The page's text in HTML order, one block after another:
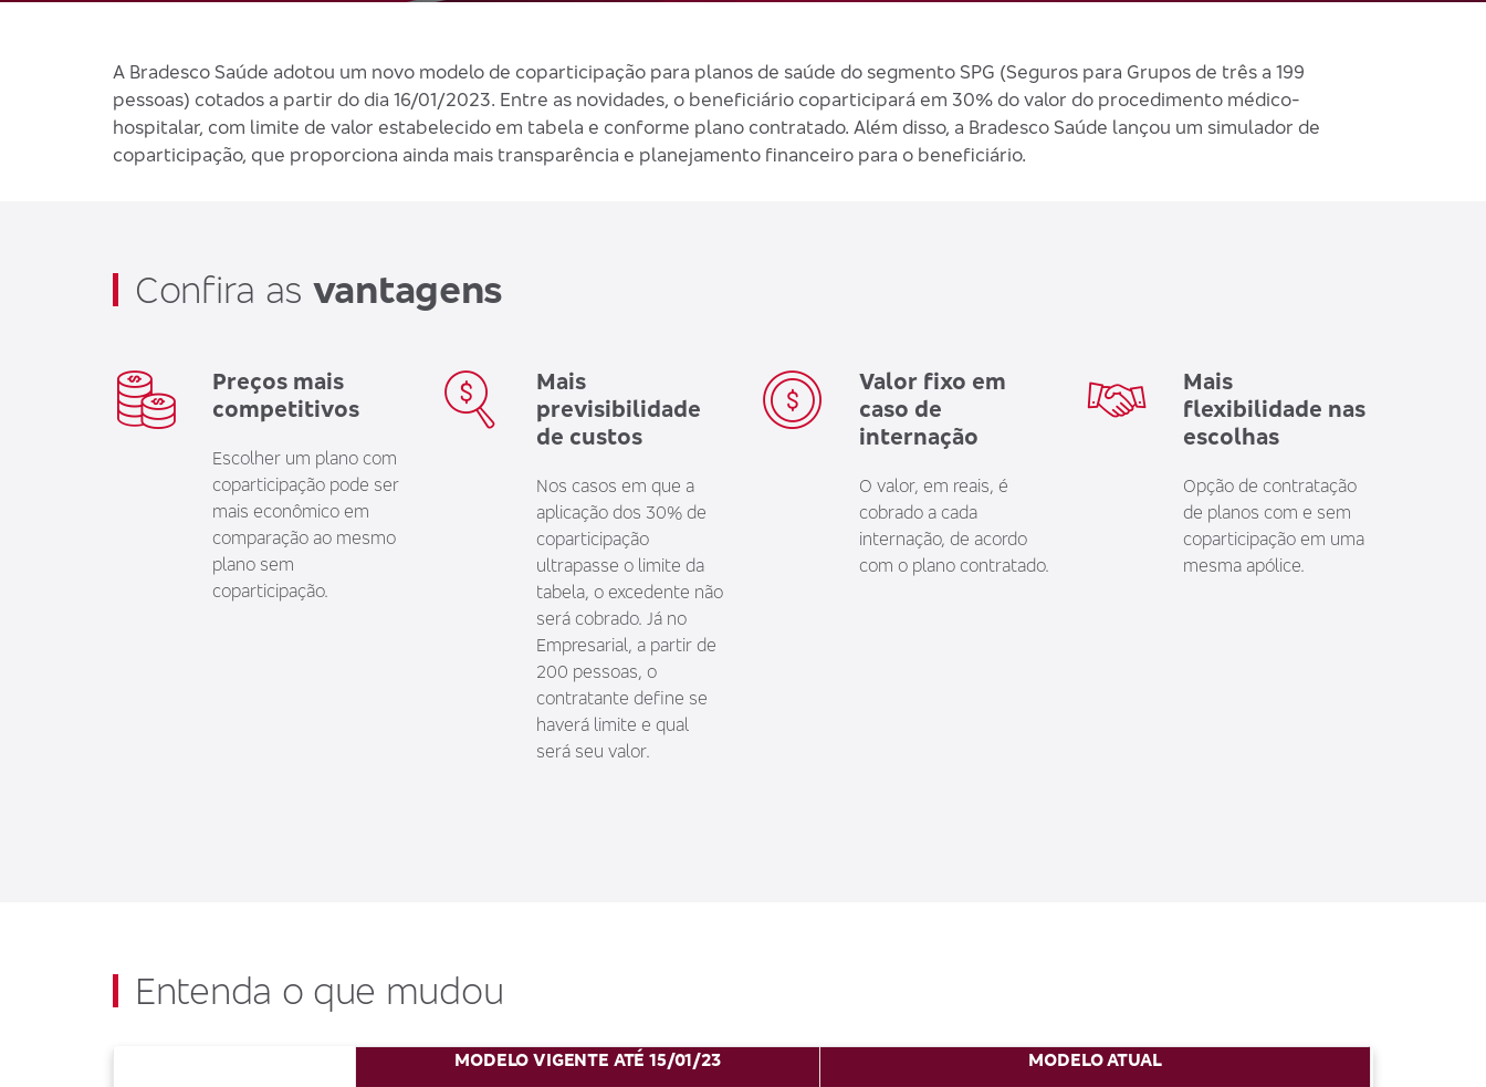
A Bradesco Saúde adotou um novo modelo de coparticipação para planos de saúde do segmento SPG (Seguros para Grupos de três a 199
pessoas) cotados a partir do dia 16/01/2023. Entre as novidades, o beneficiário coparticipará em 30% do valor do procedimento médico-
hospitalar, com limite de valor estabelecido em tabela e conforme plano contratado. Além disso, a Bradesco Saúde lançou um simulador de
coparticipação, que proporciona ainda mais transparência e planejamento financeiro para o beneficiário.
Confira as vantagens
Preços mais
competitivos
Escolher um plano com
coparticipação pode ser
mais econômico em
comparação ao mesmo
plano sem
coparticipação.
Mais
previsibilidade
de custos
Nos casos em que a
aplicação dos 30% de
coparticipação
ultrapasse o limite da
tabela, o excedente não
será cobrado. Já no
Empresarial, a partir de
200 pessoas, o
contratante define se
haverá limite e qual
será seu valor.
Valor fixo em
caso de
internação
O valor, em reais, é
cobrado a cada
internação, de acordo
com o plano contratado.
Mais
flexibilidade nas
escolhas
Opção de contratação
de planos com e sem
coparticipação em uma
mesma apólice.
Entenda o que mudou
MODELO VIGENTE ATÉ 15/01/23 MODELO ATUAL